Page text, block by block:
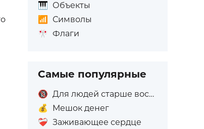
🎹 Объекты
📶
Символы
🎌 Флаги
Самые популярные
🔞 Для людей старше восемнадцати лет
💰
Мешок денег
❤️‍🩹 Заживающее сердце